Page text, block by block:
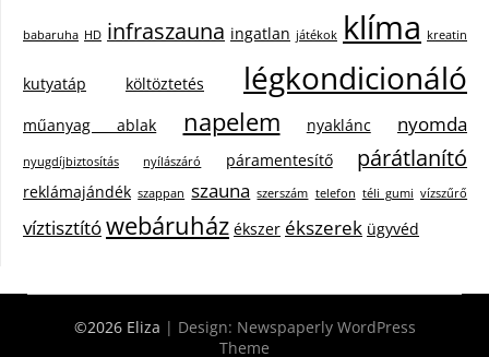
babaruha HD infraszauna ingatlan játékok klíma kreatin
kutyatáp költöztetés légkondicionáló
műanyag ablak napelem nyaklánc nyomda
nyugdíjbiztosítás nyílászáró páramentesítő párátlanító
reklámajándék szappan szauna szerszám telefon téli gumi vízszűrő
víztisztítówebáruház ékszer ékszerek ügyvéd
©2026 Eliza | Design: Newspaperly WordPress
Theme